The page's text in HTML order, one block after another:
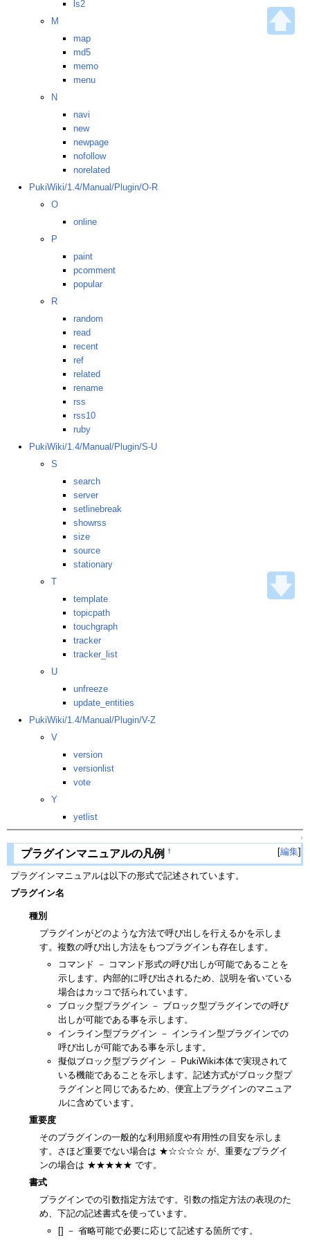
ls2
M
map
md5
memo
menu
N
navi
new
newpage
nofollow
norelated
PukiWiki/1.4/Manual/Plugin/O-R
O
online
P
paint
pcomment
popular
R
random
read
recent
ref
related
rename
rss
rss10
ruby
PukiWiki/1.4/Manual/Plugin/S-U
S
search
server
setlinebreak
showrss
size
source
stationary
T
template
topicpath
touchgraph
tracker
tracker_list
U
unfreeze
update_entities
PukiWiki/1.4/Manual/Plugin/V-Z
V
version
versionlist
vote
Y
yetlist
↑
プラグインマニュアルの凡例 † [編集]
プラグインマニュアルは以下の形式で記述されています。
プラグイン名
種別
プラグインがどのような方法で呼び出しを行えるかを示しま
す。複数の呼び出し方法をもつプラグインも存在します。
コマンド － コマンド形式の呼び出しが可能であることを
示します。内部的に呼び出されるため、説明を省いている
場合はカッコで括られています。
ブロック型プラグイン － ブロック型プラグインでの呼び
出しが可能である事を示します。
インライン型プラグイン － インライン型プラグインでの
呼び出しが可能である事を示します。
擬似ブロック型プラグイン － PukiWiki本体で実現されて
いる機能であることを示します。記述方式がブロック型プ
ラグインと同じであるため、便宜上プラグインのマニュア
ルに含めています。
重要度
そのプラグインの一般的な利用頻度や有用性の目安を示しま
す。さほど重要でない場合は ★☆☆☆☆ が、重要なプラグイ
ンの場合は ★★★★★ です。
書式
プラグインでの引数指定方法です。引数の指定方法の表現のた
め、下記の記述書式を使っています。
[] － 省略可能で必要に応じて記述する箇所です。